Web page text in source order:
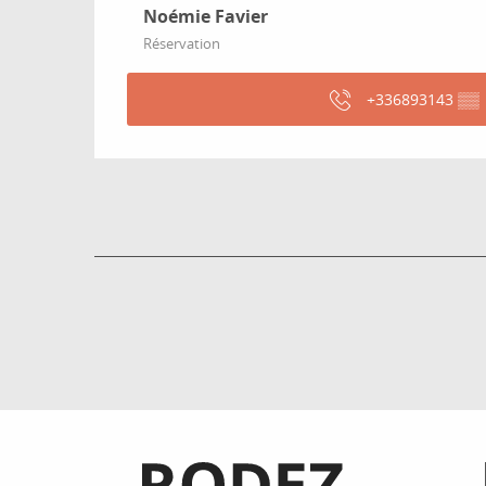
Noémie Favier
Réservation
+336893143 ▒▒